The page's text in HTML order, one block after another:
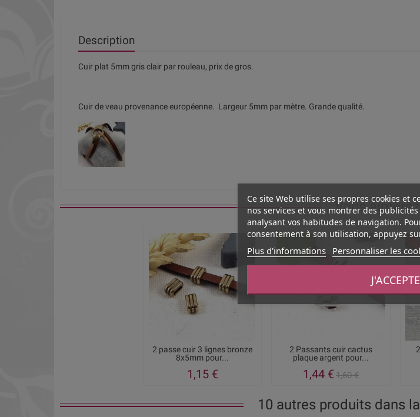
Description
Cuir plat 5mm gris clair par rouleau, prix de gros.
Cuir de veau provenance européenne. Largeur 5mm par mètre. Grande qualité.
Vous
2 passe cuir 3 lignes bronze
8x5mm pour...
1,15 €
2 Passants cuir cactus
plaque argent pour...
1,44 €1,60 €
10 autres produits dans
Ce site Web utilise ses propres cookies et
nos services et vous montrer des
analysant vos habitudes de navigation.
consentement à son utilisation, appuyez
Plus d'informations Personnaliser les
J'ACCEPTE